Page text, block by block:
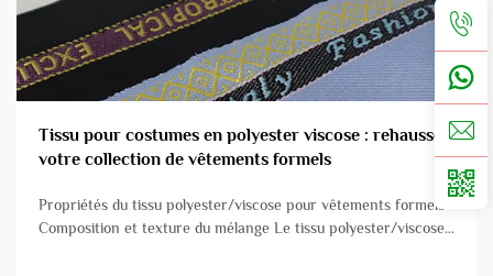
Tissu pour costumes en polyester viscose : rehaussez
votre collection de vêtements formels
Propriétés du tissu polyester/viscose pour vêtements formels
Composition et texture du mélange Le tissu polyester/viscose